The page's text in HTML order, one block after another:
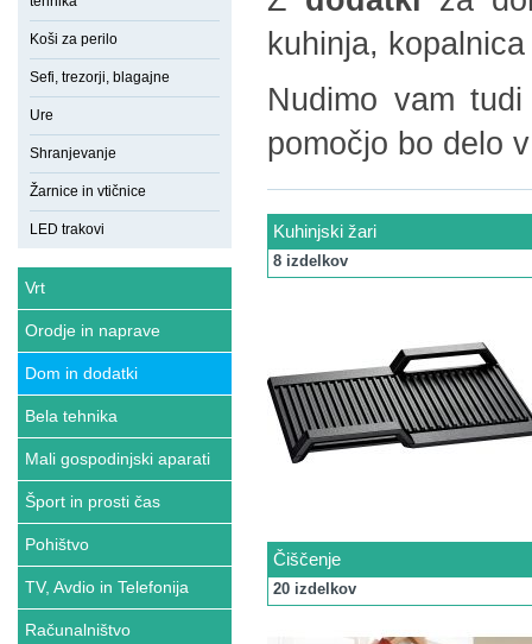
Koši za perilo
Sefi, trezorji, blagajne
Ure
Shranjevanje
Žarnice in vtičnice
LED trakovi
Vrt
Orodje in naprave
Dom in dodatki
Bela tehnika
Mali gospodinjski aparati
Šport in prosti čas
Pohištvo
TV, Avdio in Telefonija
Računalništvo
kuhinja,
Nudimo vam
pomočjo bo delo
Kuhinjski žari
8 izdelkov
Čiščenje
20 izdelkov